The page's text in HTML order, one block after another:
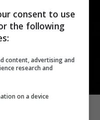
Το φθινόπωρο
consent to use
the following
content, advertising and
research and
on a device